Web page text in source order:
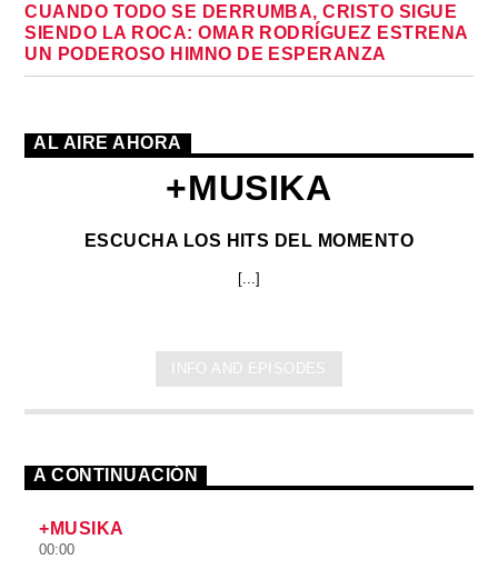
CUANDO TODO SE DERRUMBA, CRISTO SIGUE
SIENDO LA ROCA: OMAR RODRÍGUEZ ESTRENA
UN PODEROSO HIMNO DE ESPERANZA
AL AIRE AHORA
+MUSIKA
ESCUCHA LOS HITS DEL MOMENTO
[...]
INFO AND EPISODES
A CONTINUACIÓN
+MUSIKA
00:00